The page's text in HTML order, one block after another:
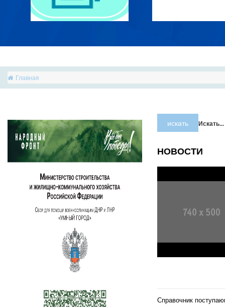
Главная
искать Искать...
НОВОСТИ
Справочник